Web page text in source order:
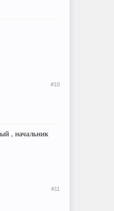
#10
, начальник
#11